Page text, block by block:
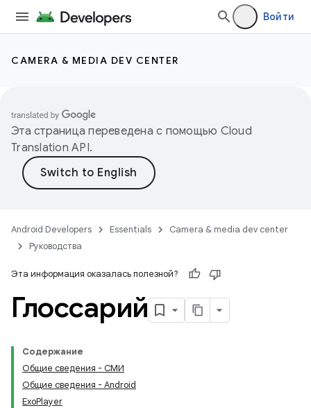
Войти
CAMERA & MEDIA DEV CENTER
Эта страница переведена с помощью Cloud
Translation API.
Android Developers Essentials
Camera & media dev center
Руководства
Эта информация оказалась полезной?
Глоссарий
Содержание
Общие сведения - СМИ
Общие сведения - Android
ExoPlayer